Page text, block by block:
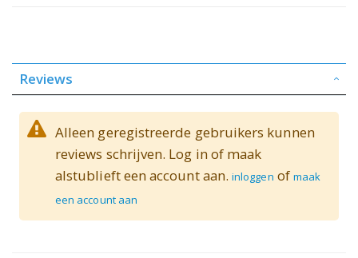
Reviews
Alleen geregistreerde gebruikers kunnen
reviews schrijven. Log in of maak
alstublieft een account aan.inloggen of maak
een account aan